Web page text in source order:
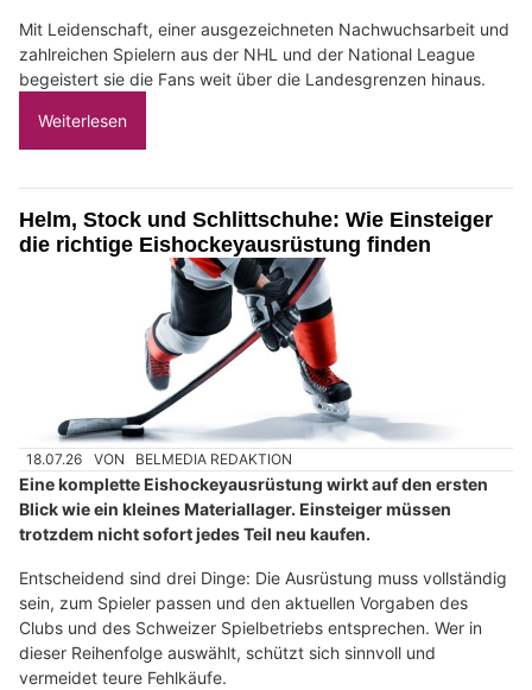
Mit Leidenschaft, einer ausgezeichneten Nachwuchsarbeit und
zahlreichen Spielern aus der NHL und der National League
begeistert sie die Fans weit über die Landesgrenzen hinaus.
Weiterlesen
Helm, Stock und Schlittschuhe: Wie Einsteiger
die richtige Eishockeyausrüstung finden
18.07.26 VON BELMEDIA REDAKTION
Eine komplette Eishockeyausrüstung wirkt auf den ersten
Blick wie ein kleines Materiallager. Einsteiger müssen
trotzdem nicht sofort jedes Teil neu kaufen.
Entscheidend sind drei Dinge: Die Ausrüstung muss vollständig
sein, zum Spieler passen und den aktuellen Vorgaben des
Clubs und des Schweizer Spielbetriebs entsprechen. Wer in
dieser Reihenfolge auswählt, schützt sich sinnvoll und
vermeidet teure Fehlkäufe.